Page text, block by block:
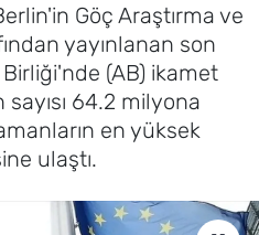
Göç Araştırma ve
yayınlanan son
(AB) ikamet
64.2 milyona
en yüksek
ulaştı.